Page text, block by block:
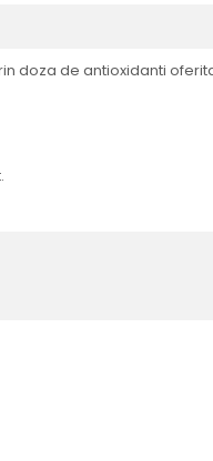
doza de antioxidanti